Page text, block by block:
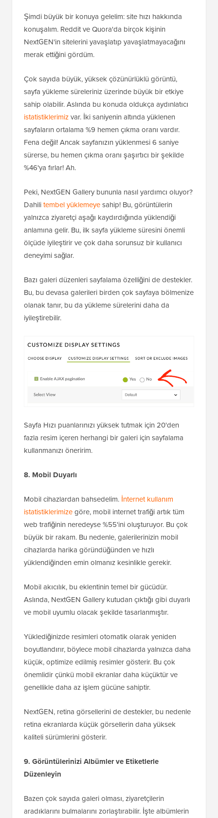
Şimdi büyük bir konuya gelelim: site hızı hakkında
konuşalım. Reddit ve Quora'da birçok kişinin
NextGEN'in sitelerini yavaşlatıp yavaşlatmayacağını
merak ettiğini gördüm.
Çok sayıda büyük, yüksek çözünürlüklü görüntü,
sayfa yükleme süreleriniz üzerinde büyük bir etkiye
sahip olabilir. Aslında bu konuda oldukça aydınlatıcı
istatistiklerimizvar. İki saniyenin altında yüklenen
sayfaların ortalama %9 hemen çıkma oranı vardır.
Fena değil! Ancak sayfanızın yüklenmesi 6 saniye
sürerse, bu hemen çıkma oranı şaşırtıcı bir şekilde
%46'ya fırlar! Ah.
Peki, NextGEN Gallery bununla nasıl yardımcı oluyor?
Dahilitembel yüklemeyesahip! Bu, görüntülerin
yalnızca ziyaretçi aşağı kaydırdığında yüklendiği
anlamına gelir. Bu, ilk sayfa yükleme süresini önemli
ölçüde iyileştirir ve çok daha sorunsuz bir kullanıcı
deneyimi sağlar.
Bazı galeri düzenleri sayfalama özelliğini de destekler.
Bu, bu devasa galerileri birden çok sayfaya bölmenize
olanak tanır, bu da yükleme sürelerini daha da
iyileştirebilir.
Sayfa Hızı puanlarınızı yüksek tutmak için 20'den
fazla resim içeren herhangi bir galeri için sayfalama
kullanmanızı öneririm.
8. Mobil Duyarlı
Mobil cihazlardan bahsedelim. İnternet kullanım
istatistiklerimizegöre, mobil internet trafiği artık tüm
web trafiğinin neredeyse %55'ini oluşturuyor. Bu çok
büyük bir rakam. Bu nedenle, galerilerinizin mobil
cihazlarda harika göründüğünden ve hızlı
yüklendiğinden emin olmanız kesinlikle gerekir.
Mobil akıcılık, bu eklentinin temel bir gücüdür.
Aslında, NextGEN Gallery kutudan çıktığı gibi duyarlı
ve mobil uyumlu olacak şekilde tasarlanmıştır.
Yüklediğinizde resimleri otomatik olarak yeniden
boyutlandırır, böylece mobil cihazlarda yalnızca daha
küçük, optimize edilmiş resimler gösterir. Bu çok
önemlidir çünkü mobil ekranlar daha küçüktür ve
genellikle daha az işlem gücüne sahiptir.
NextGEN, retina görsellerini de destekler, bu nedenle
retina ekranlarda küçük görsellerin daha yüksek
kaliteli sürümlerini gösterir.
9. Görüntülerinizi Albümler ve Etiketlerle
Düzenleyin
Bazen çok sayıda galeri olması, ziyaretçilerin
aradıklarını bulmalarını zorlaştırabilir. İşte albümlerin